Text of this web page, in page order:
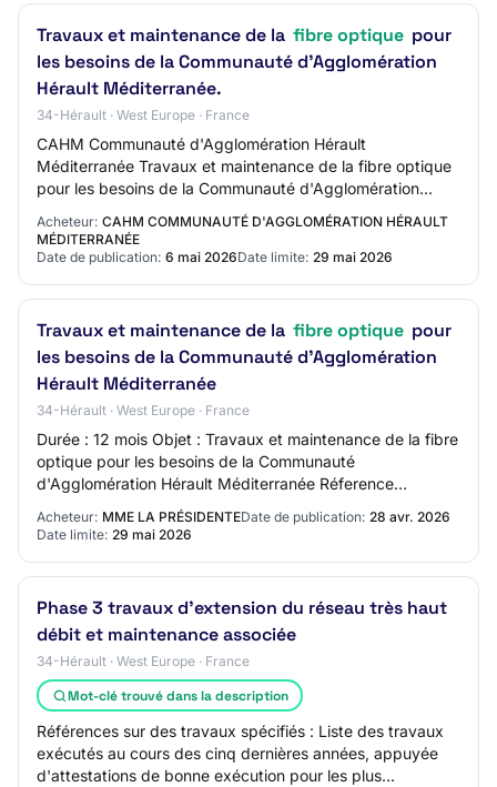
Travaux et maintenance de la fibre optique pour
les besoins de la Communauté d'Agglomération
Hérault Méditerranée.
34-Hérault · West Europe · France
CAHM Communauté d'Agglomération Hérault
Méditerranée Travaux et maintenance de la fibre optique
pour les besoins de la Communauté d'Agglomération
Hérault Méditerranée. 34 - CA HERAULT MEDITERRANEE
Mi…
Acheteur: CAHM COMMUNAUTÉ D'AGGLOMÉRATION HÉRAULT
MÉDITERRANÉE
Date de publication: 6 mai 2026Date limite: 29 mai 2026
Travaux et maintenance de la fibre optique pour
les besoins de la Communauté d'Agglomération
Hérault Méditerranée
34-Hérault · West Europe · France
Durée : 12 mois Objet : Travaux et maintenance de la fibre
optique pour les besoins de la Communauté
d'Agglomération Hérault Méditerranée Réference
acheteur : 202607_SR Type de marché : Travaux Procé…
Acheteur: MME LA PRÉSIDENTEDate de publication: 28 avr. 2026
Date limite: 29 mai 2026
Phase 3 travaux d'extension du réseau très haut
débit et maintenance associée
34-Hérault · West Europe · France
Mot-clé trouvé dans la description
Références sur des travaux spécifiés : Liste des travaux
exécutés au cours des cinq dernières années, appuyée
d'attestations de bonne exécution pour les plus